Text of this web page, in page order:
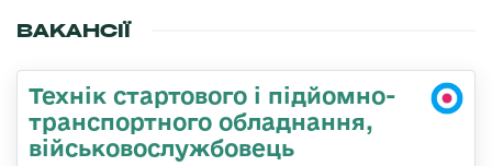
ВАКАНСІЇ
Технік стартового і підйомно-
транспортного обладнання,
військовослужбовець